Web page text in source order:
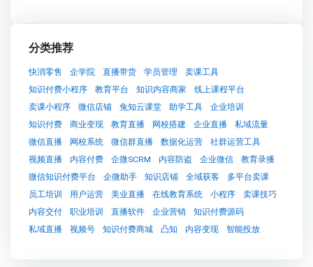
分类推荐
快消零售 企学院 直播带货 学员管理
卖课工具
知识付费小程序
教育平台 知识内容商家
线上课程平台
卖课小程序
微信店铺 兔知云课堂 助学工具
企业培训
知识付费
商业变现 教育直播 网校搭建 企业直播
私域流量
微信直播
网校系统 微信群直播 数据化运营
社群运营工具
视频直播
内容付费 企微SCRM 内容防盗 企业微信
教育录播
微信知识付费平台
企微助手 知识店铺 全域获客
多平台卖课
员工培训
用户运营 美业直播 在线教育系统 小程序
卖课技巧
内容交付
职业培训 直播软件 企业营销
知识付费源码
私域直播
视频号 知识付费商城 凸知 内容变现 智能投放